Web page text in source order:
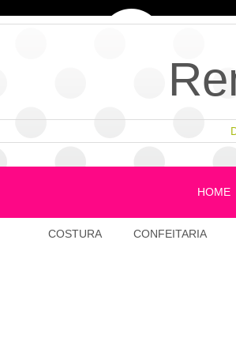
HOME
COSTURA CONFEITARIA